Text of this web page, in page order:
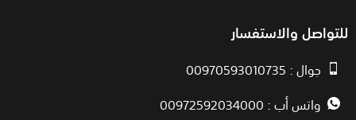
للتواصل والاستفسار
جوال : 00970593010735
واتس أب : 00972592034000